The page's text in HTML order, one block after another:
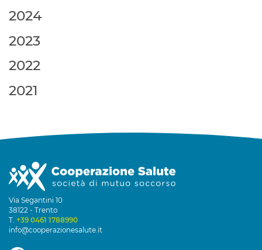
2024
2023
2022
2021
Via Segantini 10
38122 - Trento
T. +39 0461 1788990
info@cooperazionesalute.it